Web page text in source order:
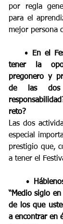
por regla
para el
mejor persona
    •
En el
tener la
pregonero y
de las dos
reto?
Las dos
especial
prestigio que,
a tener el
    •
“Medio siglo
de los que
a encontrar en